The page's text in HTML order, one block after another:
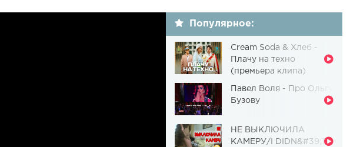
Популярное:
Cream Soda & Хлеб -
Плачу на техно
(премьера клипа)
Павел Воля - Про Ольгу
Бузову
НЕ ВЫКЛЮЧИЛА
КАМЕРУ/I DIDN&#39;T